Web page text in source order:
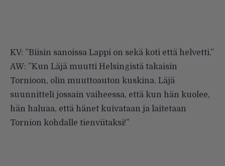
KV: ”Biisin sanoissa Lappi on sekä koti että helvetti.”
AW: ”Kun Läjä muutti Helsingistä takaisin
Tornioon, olin muuttoauton kuskina. Läjä
suunnitteli jossain vaiheessa, että kun hän kuolee,
hän haluaa, että hänet kuivataan ja laitetaan
Tornion kohdalle tienviitaksi!”